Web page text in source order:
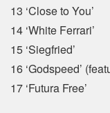
13 ‘Close to You’
14 ‘White Ferrari’
15 ‘Siegfried’
16 ‘Godspeed’
17 ‘Futura Free’